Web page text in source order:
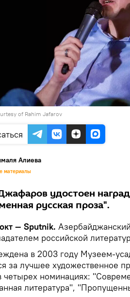
of Rahim Jafarov
Алиева
материалы
удостоен
русская проза".
— Sputnik.
российской
в 2003 году Музеем-
за лучшее художественное
номинациях:
литература",